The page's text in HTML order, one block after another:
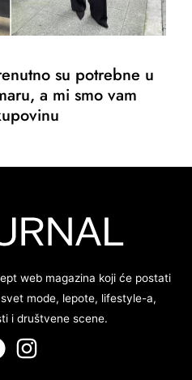
su potrebne u
a mi smo vam
web magazina koji će postati
mode, lepote, lifestyle-a,
i društvene scene.